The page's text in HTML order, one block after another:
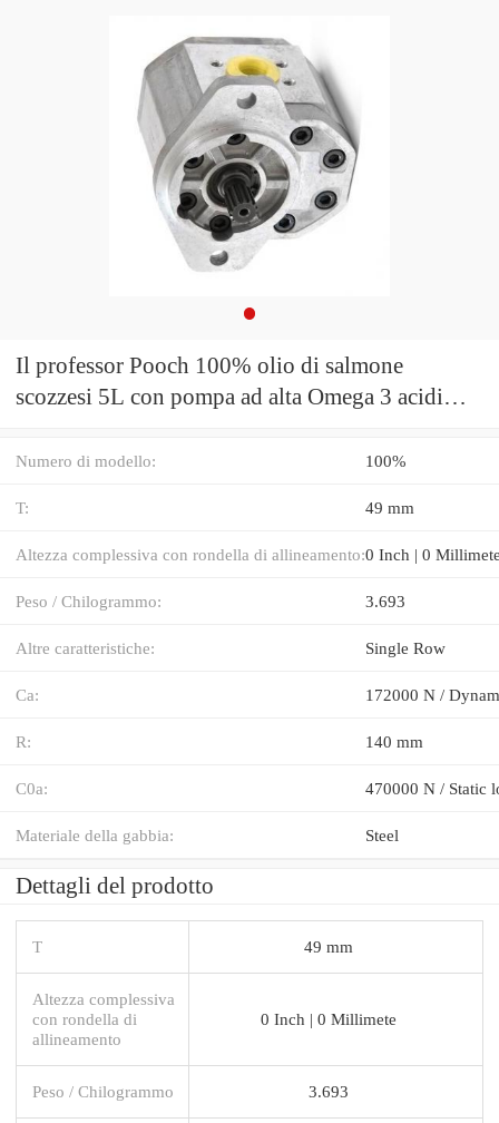
Il professor Pooch 100% olio di salmone
scozzesi 5L con pompa ad alta Omega 3 acidi
Numero di modello: 100%
T: 49 mm
Altezza complessiva con rondella di allineamento:0 Inch | 0
Peso / Chilogrammo: 3.693
Altre caratteristiche: Single Row
Ca: 172000 N /
R: 140 mm
C0a: 470000 N / Static
Materiale della gabbia: Steel
Dettagli del prodotto
T 49 mm
Altezza complessiva
con rondella di
allineamento
0 Inch | 0 Millimete
Peso / Chilogrammo 3.693